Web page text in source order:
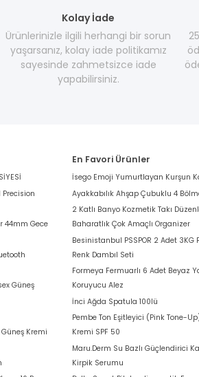
Kolay İade
Ürünlerinizle ilgili herhangi bir sorun
yaşarsanız, kolay iade politikamız
sayesinde zahmetsizce iade
yapabilirsiniz.
Precision
44mm Gece
Güneş
Kremi
En Favori Ürünler
İsego Emoji Yumurtlayan Kurşun
Ayakkabılık Ahşap Çubuklu 4
2 Katlı Banyo Kozmetik Takı
Baharatlık Çok Amaçlı Organizer
Besinistanbul PSSPOR 2 Adet 3KG
Renk Dambıl Seti
Formeya Fermuarlı 6 Adet Beyaz
Koruyucu Alez
İnci Ağda Spatula 100lü
Pembe Ton Eşitleyici (Pink Tone-
Kremi SPF 50
Maru.Derm Su Bazlı Güçlendirici
Kirpik Serumu